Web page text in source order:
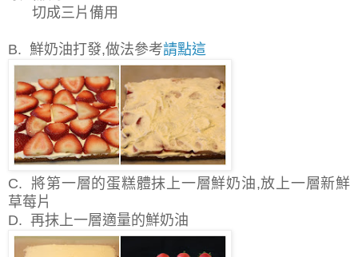
切成三片備用
B. 鮮奶油打發,做法參考請點這
C. 將第一層的蛋糕體抹上一層鮮奶油,放上一層新鮮
草莓片
D. 再抹上一層適量的鮮奶油